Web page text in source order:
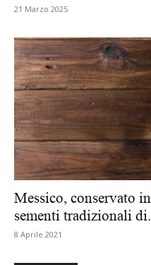
21 Marzo 2025
Messico, conservato
sementi tradizionali
8 Aprile 2021